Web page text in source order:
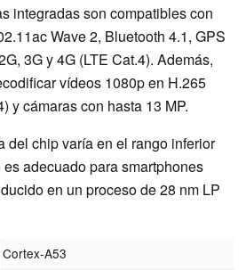
integradas son compatibles con
Wave 2, Bluetooth 4.1, GPS
3G y 4G (LTE Cat.4). Además,
vídeos 1080p en H.265
y cámaras con hasta 13 MP.
del chip varía en el rango inferior
adecuado para smartphones
en un proceso de 28 nm LP
Cortex-A53